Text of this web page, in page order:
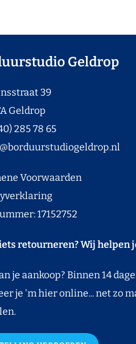
Geldrop
39
Geldrop
285 78 65
Voorwaarden
17152752
retourneren? Wij helpen
je aankoop? Binnen 14
je 'm hier online... net zo